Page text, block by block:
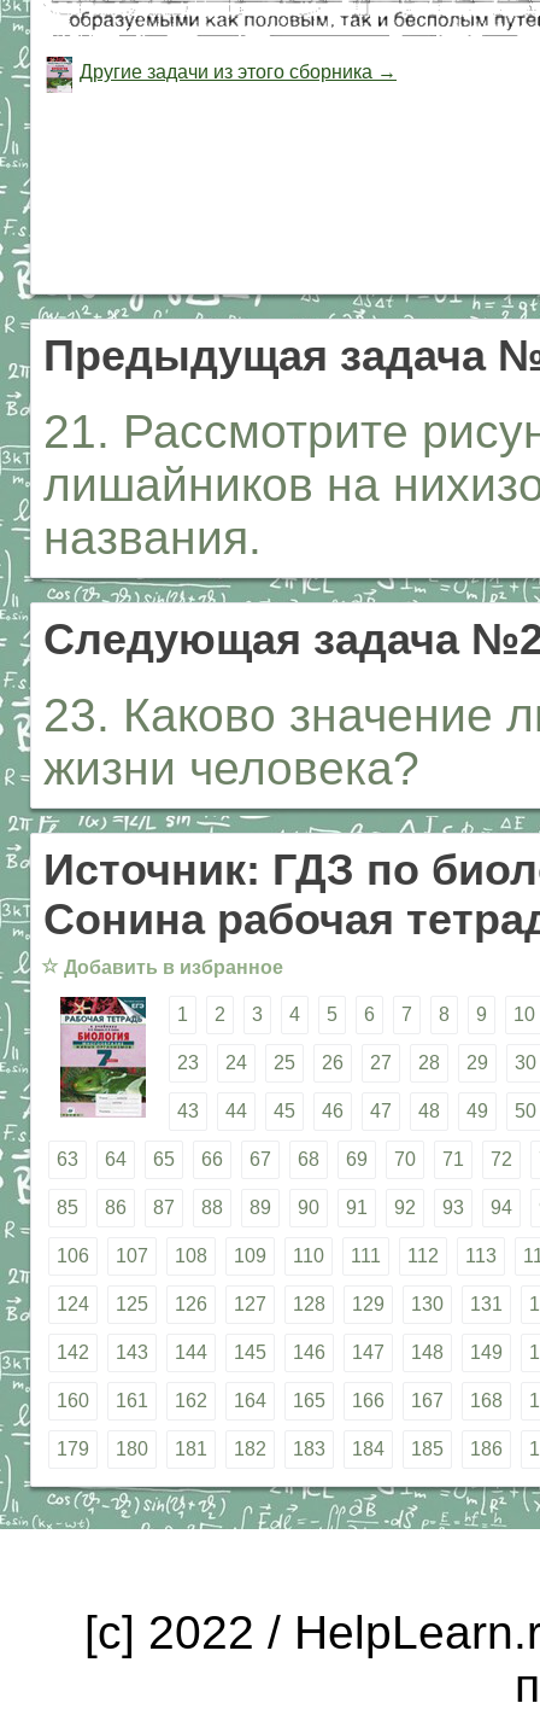
Другие задачи из этого сборника →
Предыдущая задача
21. Рассмотрите
лишайников на
названия.
Следующая задача
23. Каково значение
жизни человека?
Источник: ГДЗ по
Сонина рабочая
☆ Добавить в избранное
1 2 3 4 5 6 7 8 9 10
23 24 25 26 27 28 29 30
43 44 45 46 47 48 49 50
63 64 65 66 67 68 69 70 71 72
85 86 87 88 89 90 91 92 93 94
106 107 108 109 110 111 112 113
124 125 126 127 128 129 130 131
142 143 144 145 146 147 148 149
160 161 162 164 165 166 167 168
179 180 181 182 183 184 185 186
[c] 2022 /